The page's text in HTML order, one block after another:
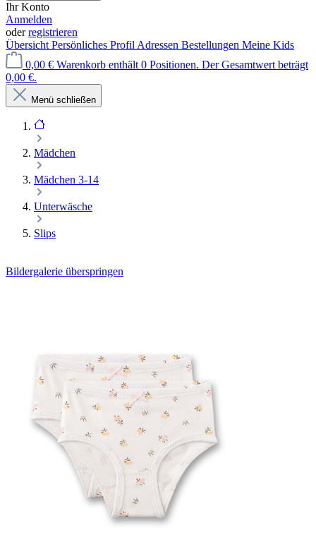
Ihr Konto
Anmelden
oderregistrieren
Übersicht Persönliches Profil Adressen Bestellungen Meine Kids
0,00 € Warenkorb enthält 0 Positionen. Der Gesamtwert beträgt
0,00 €.
Menü schließen
Mädchen
Mädchen 3-14
Unterwäsche
Slips
Bildergalerie überspringen